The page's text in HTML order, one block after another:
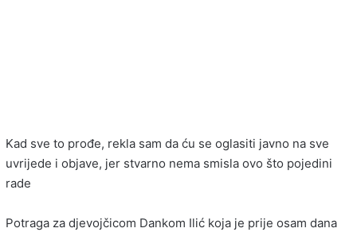
Kad sve to prođe, rekla sam da ću se oglasiti javno na sve
uvrijede i objave, jer stvarno nema smisla ovo što pojedini
rade
Potraga za djevojčicom Dankom Ilić koja je prije osam dana